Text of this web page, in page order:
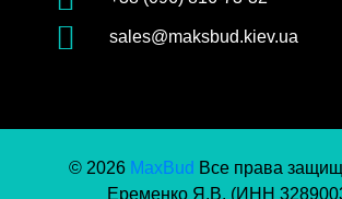
sales@maksbud.kiev.ua
© 2026 MaxBud Все права
Еременко Я.В. (ИНН